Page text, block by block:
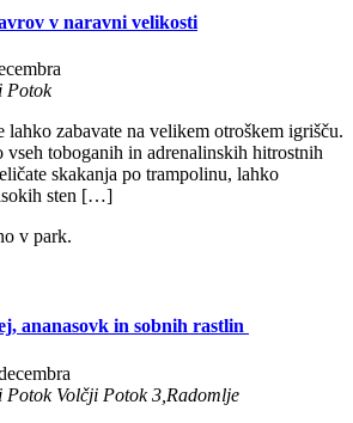
v naravni velikosti
Potok
lahko zabavate na velikem otroškem igrišču.
vseh toboganih in adrenalinskih hitrostnih
skakanja po trampolinu, lahko
sten […]
v park.
ananasovk in sobnih rastlin
Potok Volčji Potok 3,Radomlje